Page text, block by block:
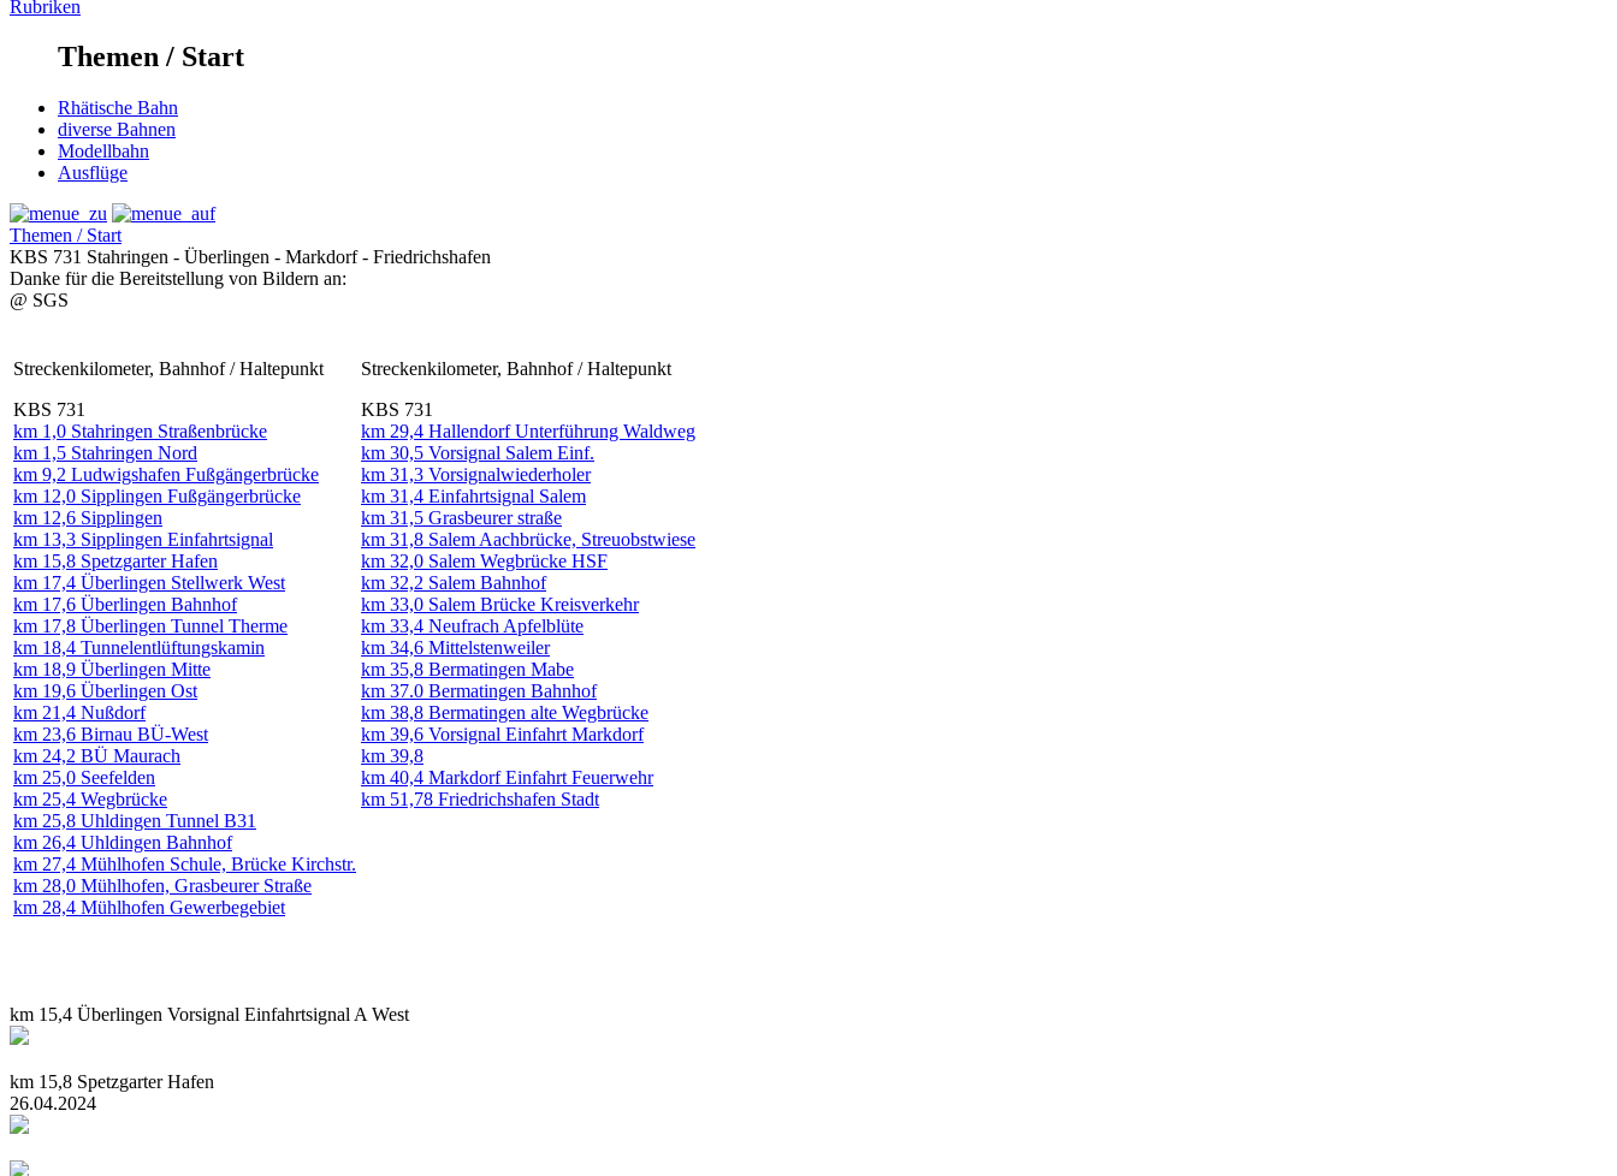
Rubriken
Themen / Start
Rhätische Bahn
diverse Bahnen
Modellbahn
Ausflüge
Themen / Start
KBS 731 Stahringen - Überlingen - Markdorf - Friedrichshafen
Danke für die Bereitstellung von Bildern an:
@ SGS
Streckenkilometer, Bahnhof / Haltepunkt
KBS 731
km 1,0 Stahringen Straßenbrücke
km 1,5 Stahringen Nord
km 9,2 Ludwigshafen Fußgängerbrücke
km 12,0 Sipplingen Fußgängerbrücke
km 12,6 Sipplingen
km 13,3 Sipplingen Einfahrtsignal
km 15,8 Spetzgarter Hafen
km 17,4 Überlingen Stellwerk West
km 17,6 Überlingen Bahnhof
km 17,8 Überlingen Tunnel Therme
km 18,4 Tunnelentlüftungskamin
km 18,9 Überlingen Mitte
km 19,6 Überlingen Ost
km 21,4 Nußdorf
km 23,6 Birnau BÜ-West
km 24,2 BÜ Maurach
km 25,0 Seefelden
km 25,4 Wegbrücke
km 25,8 Uhldingen Tunnel B31
km 26,4 Uhldingen Bahnhof
km 27,4 Mühlhofen Schule, Brücke Kirchstr.
km 28,0 Mühlhofen, Grasbeurer Straße
km 28,4 Mühlhofen Gewerbegebiet
Streckenkilometer, Bahnhof / Haltepunkt
KBS 731
km 29,4 Hallendorf Unterführung Waldweg
km 30,5 Vorsignal Salem Einf.
km 31,3 Vorsignalwiederholer
km 31,4 Einfahrtsignal Salem
km 31,5 Grasbeurer straße
km 31,8 Salem Aachbrücke, Streuobstwiese
km 32,0 Salem Wegbrücke HSF
km 32,2 Salem Bahnhof
km 33,0 Salem Brücke Kreisverkehr
km 33,4 Neufrach Apfelblüte
km 34,6 Mittelstenweiler
km 35,8 Bermatingen Mabe
km 37.0 Bermatingen Bahnhof
km 38,8 Bermatingen alte Wegbrücke
km 39,6 Vorsignal Einfahrt Markdorf
km 39,8
km 40,4 Markdorf Einfahrt Feuerwehr
km 51,78 Friedrichshafen Stadt
km 15,4 Überlingen Vorsignal Einfahrtsignal A West
km 15,8 Spetzgarter Hafen
26.04.2024